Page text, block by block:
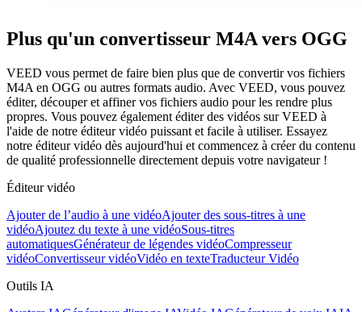
Plus qu'un convertisseur M4A vers OGG
VEED vous permet de faire bien plus que de convertir vos fichiers
M4A en OGG ou autres formats audio. Avec VEED, vous pouvez
éditer, découper et affiner vos fichiers audio pour les rendre plus
propres. Vous pouvez également éditer des vidéos sur VEED à
l'aide de notre éditeur vidéo puissant et facile à utiliser. Essayez
notre éditeur vidéo dès aujourd'hui et commencez à créer du contenu
de qualité professionnelle directement depuis votre navigateur !
Éditeur vidéo
Ajouter de l’audio à une vidéoAjouter des sous-titres à une
vidéoAjoutez du texte à une vidéoSous-titres
automatiquesGénérateur de légendes vidéoCompresseur
vidéoConvertisseur vidéoVidéo en texteTraducteur Vidéo
Outils IA